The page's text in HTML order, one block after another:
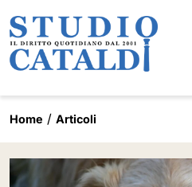
Home Articoli